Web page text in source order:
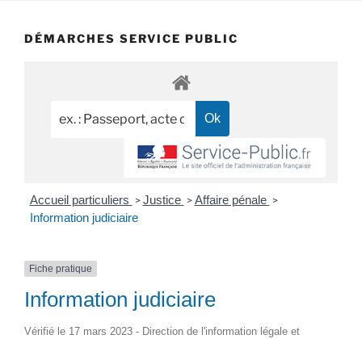
DÉMARCHES SERVICE PUBLIC
Accueil particuliers > Justice > Affaire pénale >
Information judiciaire
Fiche pratique
Information judiciaire
Vérifié le 17 mars 2023 - Direction de l'information légale et